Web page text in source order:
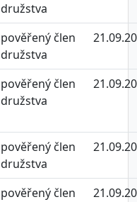
družstva
pověřený člen
družstva
pověřený člen
družstva
pověřený člen
družstva
pověřený člen